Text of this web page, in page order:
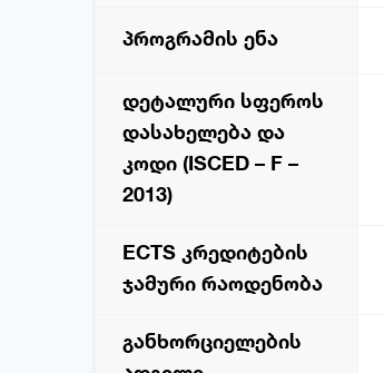
პროგრამის ენა
დეტალური სფეროს
დასახელება და
კოდი (ISCED – F –
2013)
ECTS კრედიტების
ჯამური რაოდენობა
განხორციელების